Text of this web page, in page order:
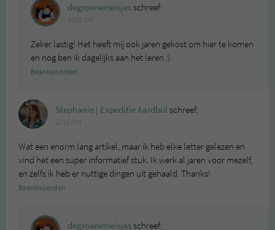
degroenemeisjesschreef:
Zeker lastig! Het heeft mij ook jaren gekost om hier te komen
en nog ben ik dagelijks aan het leren :)
Beantwoorden
Stephanie | Expeditie Aardbol schreef:
Wat een enorm lang artikel, maar ik heb elke letter gelezen en
vind het een super informatief stuk. Ik werk al jaren voor mezelf,
en zelfs ik heb er nuttige dingen uit gehaald. Thanks!
Beantwoorden
degroenemeisjesschreef: